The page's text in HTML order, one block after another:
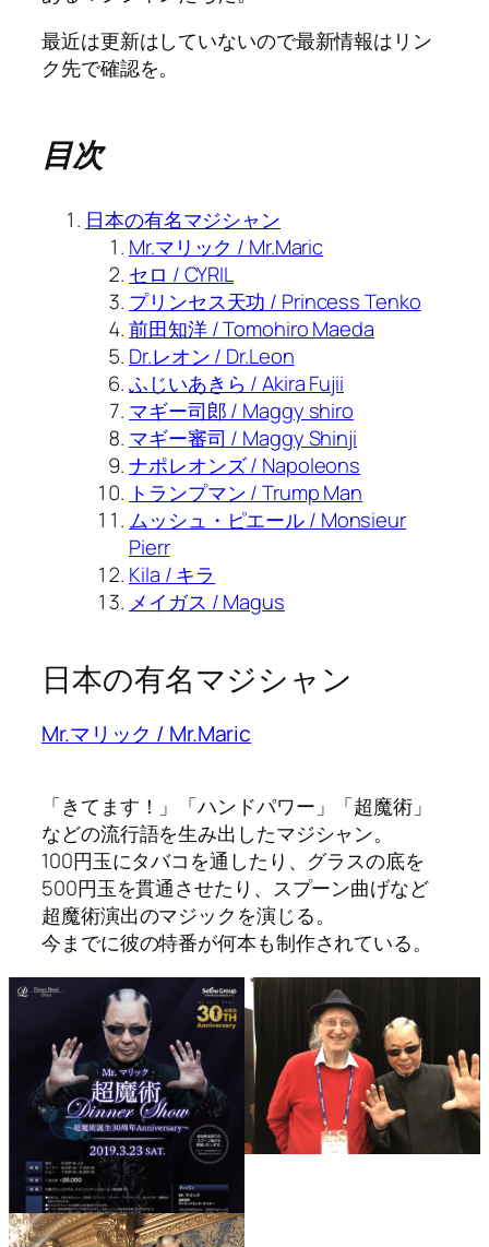
最近は更新はしていないので最新情報はリン
ク先で確認を。
目次
日本の有名マジシャン
Mr.マリック / Mr.Maric
セロ / CYRIL
プリンセス天功 / Princess Tenko
前田知洋 / Tomohiro Maeda
Dr.レオン / Dr.Leon
ふじいあきら / Akira Fujii
マギー司郎 / Maggy shiro
マギー審司 / Maggy Shinji
ナポレオンズ / Napoleons
トランプマン / Trump Man
ムッシュ・ピエール / Monsieur
Pierr
Kila / キラ
メイガス / Magus
日本の有名マジシャン
Mr.マリック / Mr.Maric
「きてます！」「ハンドパワー」「超魔術」
などの流行語を生み出したマジシャン。
100円玉にタバコを通したり、グラスの底を
500円玉を貫通させたり、スプーン曲げなど
超魔術演出のマジックを演じる。
今までに彼の特番が何本も制作されている。